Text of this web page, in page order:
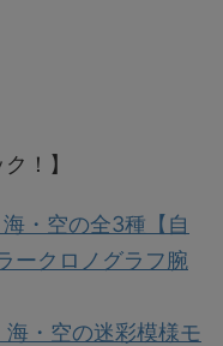
！】
・空の全3種【自
ークロノグラフ腕
・空の迷彩模様モ